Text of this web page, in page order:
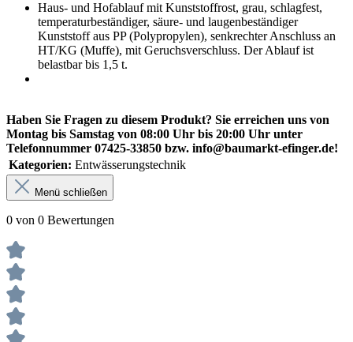
Haus- und Hofablauf mit Kunststoffrost, grau, schlagfest,
temperaturbeständiger, säure- und laugenbeständiger
Kunststoff aus PP (Polypropylen), senkrechter Anschluss an
HT/KG (Muffe), mit Geruchsverschluss. Der Ablauf ist
belastbar bis 1,5 t.
Haben Sie Fragen zu diesem Produkt? Sie erreichen uns von
Montag bis Samstag von 08:00 Uhr bis 20:00 Uhr unter
Telefonnummer 07425-33850 bzw. info@baumarkt-efinger.de!
Kategorien: Entwässerungstechnik
Menü schließen
0 von 0 Bewertungen